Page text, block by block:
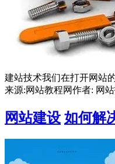
建站技术我们在打开网站
来源:网站教程网作者: 网
网站建设 如何解